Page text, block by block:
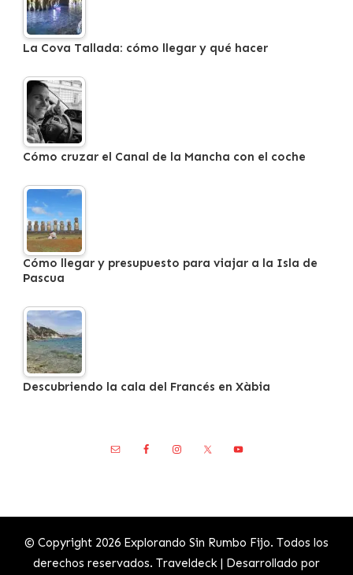
La Cova Tallada: cómo llegar y qué hacer
Cómo cruzar el Canal de la Mancha con el coche
Cómo llegar y presupuesto para viajar a la Isla de
Pascua
Descubriendo la cala del Francés en Xàbia
© Copyright 2026 Explorando Sin Rumbo Fijo. Todos los
derechos reservados. Traveldeck | Desarrollado por